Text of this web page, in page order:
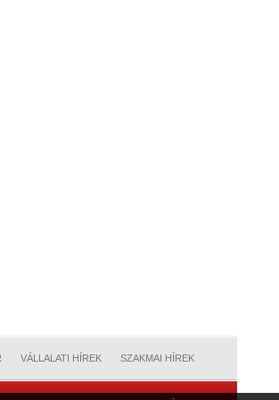
VÁLLALATI HÍREK SZAKMAI HÍREK